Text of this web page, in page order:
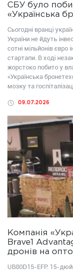
СБУ було
«Українська
Сьогодні вранці
України не йдуть
сотні мільйонів євро
стартапи. В ході
жорстоко побито у
«Українська
мозку та
09.07.2026
Компанія
Brave1
дронів на
UB80D15-EFP: 15-